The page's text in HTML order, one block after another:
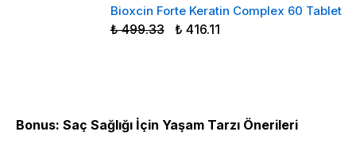
Bioxcin Forte Keratin Complex 60 Tablet
₺ 499.33 ₺ 416.11
Bonus: Saç Sağlığı İçin Yaşam Tarzı Önerileri